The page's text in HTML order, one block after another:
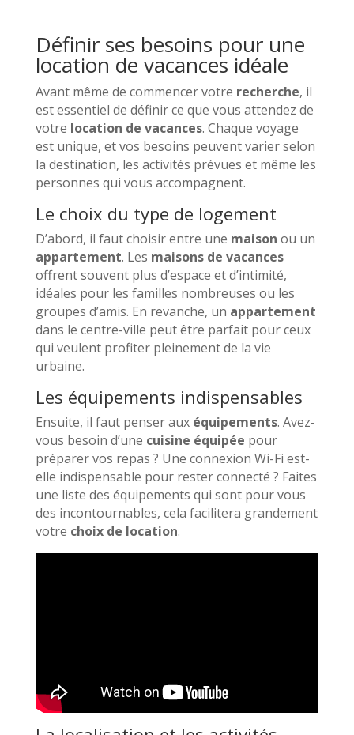
Définir ses besoins pour une
location de vacances idéale
Avant même de commencer votre recherche, il
est essentiel de définir ce que vous attendez de
votre location de vacances. Chaque voyage
est unique, et vos besoins peuvent varier selon
la destination, les activités prévues et même les
personnes qui vous accompagnent.
Le choix du type de logement
D’abord, il faut choisir entre une maison ou un
appartement. Les maisons de vacances
offrent souvent plus d’espace et d’intimité,
idéales pour les familles nombreuses ou les
groupes d’amis. En revanche, un appartement
dans le centre-ville peut être parfait pour ceux
qui veulent profiter pleinement de la vie
urbaine.
Les équipements indispensables
Ensuite, il faut penser aux équipements. Avez-
vous besoin d’une cuisine équipée pour
préparer vos repas ? Une connexion Wi-Fi est-
elle indispensable pour rester connecté ? Faites
une liste des équipements qui sont pour vous
des incontournables, cela facilitera grandement
votre choix de location.